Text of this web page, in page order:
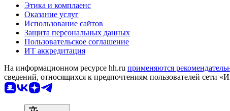
Этика и комплаенс
Оказание услуг
Использование сайтов
Защита персональных данных
Пользовательское соглашение
ИТ аккредитация
На информационном ресурсе hh.ru применяются
сведений, относящихся к предпочтениям пользователей сети